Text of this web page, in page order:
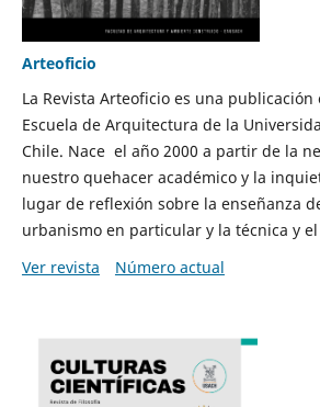
Arteoficio
La Revista Arteoficio es una
Escuela de Arquitectura de la
Chile. Nace el año 2000 a partir de la
nuestro quehacer académico y la
lugar de reflexión sobre la enseñanza
urbanismo en particular y la técnica y
Ver revista
Número actual